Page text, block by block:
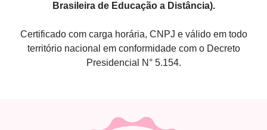
Brasileira de Educação a Distância).
Certificado com carga horária, CNPJ e válido em todo
território nacional em conformidade com o Decreto
Presidencial N° 5.154.